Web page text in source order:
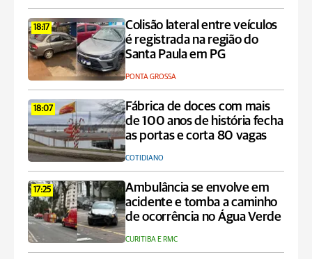
18:17
Colisão lateral entre veículos
é registrada na região do
Santa Paula em PG
PONTA GROSSA
18:07
Fábrica de doces com mais
de 100 anos de história fecha
as portas e corta 80 vagas
COTIDIANO
17:25
Ambulância se envolve em
acidente e tomba a caminho
de ocorrência no Água Verde
CURITIBA E RMC